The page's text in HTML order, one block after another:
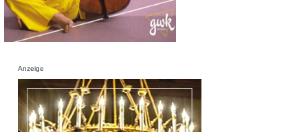
Anzeige